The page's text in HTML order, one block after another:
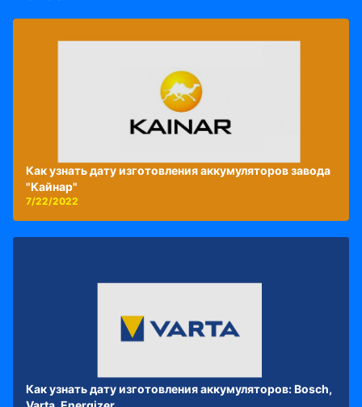
Как узнать дату изготовления аккумуляторов завода
"Кайнар"
7/22/2022
Как узнать дату изготовления аккумуляторов: Bosch,